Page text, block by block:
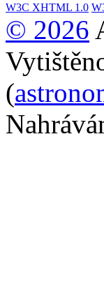
W3C XHTML 1.0
© 2026
(